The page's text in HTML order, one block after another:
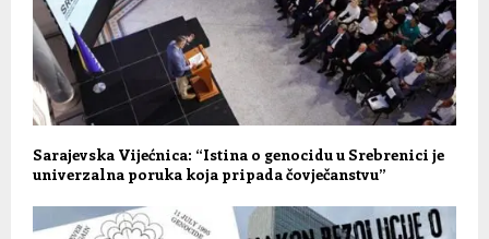
Sarajevska Vijećnica: “Istina o genocidu u Srebrenici je
univerzalna poruka koja pripada čovječanstvu”